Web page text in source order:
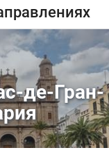
де-Гран-